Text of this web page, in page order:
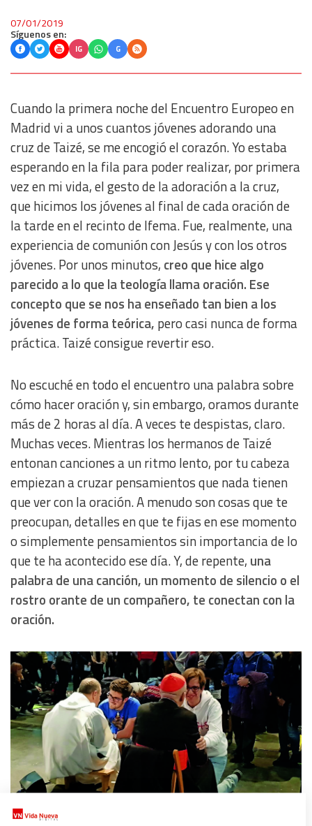
07/01/2019
Síguenos en:
IG G
Cuando la primera noche del Encuentro Europeo en
Madrid vi a unos cuantos jóvenes adorando una
cruz de Taizé, se me encogió el corazón. Yo estaba
esperando en la fila para poder realizar, por primera
vez en mi vida, el gesto de la adoración a la cruz,
que hicimos los jóvenes al final de cada oración de
la tarde en el recinto de Ifema. Fue, realmente, una
experiencia de comunión con Jesús y con los otros
jóvenes. Por unos minutos, creo que hice algo
parecido a lo que la teología llama oración. Ese
concepto que se nos ha enseñado tan bien a los
jóvenes de forma teórica, pero casi nunca de forma
práctica. Taizé consigue revertir eso.
No escuché en todo el encuentro una palabra sobre
cómo hacer oración y, sin embargo, oramos durante
más de 2 horas al día. A veces te despistas, claro.
Muchas veces. Mientras los hermanos de Taizé
entonan canciones a un ritmo lento, por tu cabeza
empiezan a cruzar pensamientos que nada tienen
que ver con la oración. A menudo son cosas que te
preocupan, detalles en que te fijas en ese momento
o simplemente pensamientos sin importancia de lo
que te ha acontecido ese día. Y, de repente, una
palabra de una canción, un momento de silencio o el
rostro orante de un compañero, te conectan con la
oración.